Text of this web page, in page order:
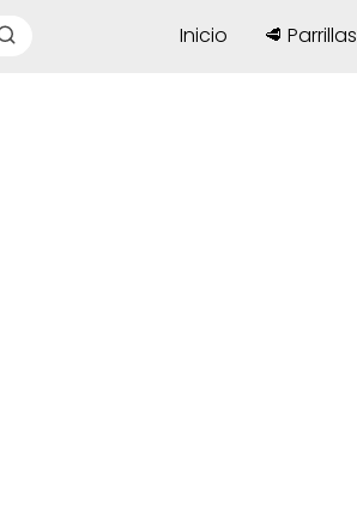
Inicio 🥩 Parrillas